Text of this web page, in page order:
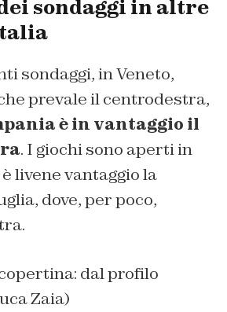
sondaggi in altre
sondaggi, in Veneto,
prevale il centrodestra,
è in vantaggio il
. I giochi sono aperti in
livene vantaggio la
dove, per poco,
dal profilo
Zaia)